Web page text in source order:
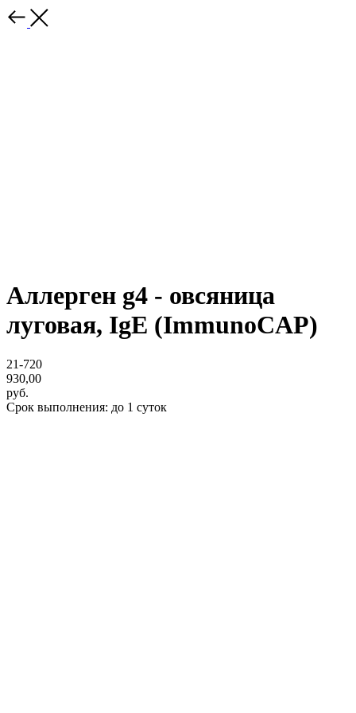
Аллерген g4 - овсяница
луговая, IgE (ImmunoCAP)
21-720
930,00
руб.
Срок выполнения: до 1 суток